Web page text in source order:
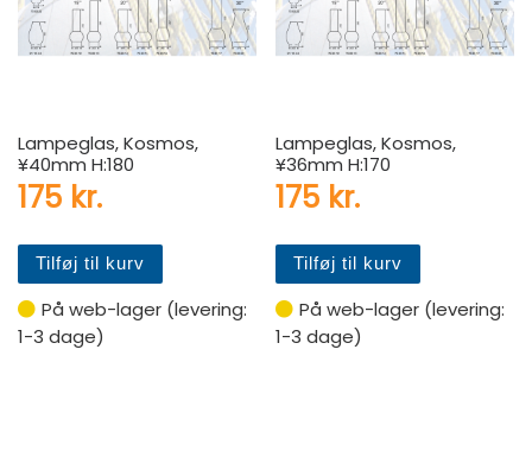
Lampeglas, Kosmos,
¥40mm H:180
175 kr.
Tilføj til kurv
På web-lager (levering:
1-3 dage)
Lampeglas, Kosmos,
¥36mm H:170
175 kr.
Tilføj til kurv
På web-lager (levering:
1-3 dage)